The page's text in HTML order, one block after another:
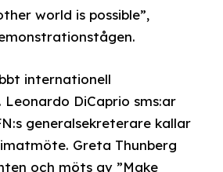
world is possible”,
internationell
Leonardo DiCaprio sms:ar
generalsekreterare kallar
Greta Thunberg
och möts av ”Make